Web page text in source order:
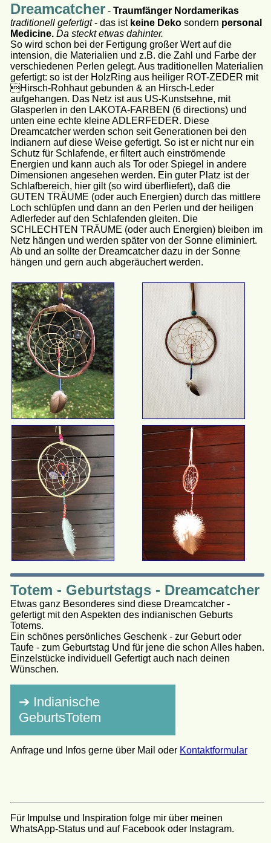
Dreamcatcher - Traumfänger Nordamerikas
traditionell gefertigt- das ist keine Deko sondern personal
Medicine. Da steckt etwas dahinter.
So wird schon bei der Fertigung großer Wert auf die
intension, die Materialien und z.B. die Zahl und Farbe der
verschiedenen Perlen gelegt. Aus traditionellen Materialien
gefertigt: so ist der HolzRing aus heiliger ROT-ZEDER mit
Hirsch-Rohhaut gebunden & an Hirsch-Leder
aufgehangen. Das Netz ist aus US-Kunstsehne, mit
Glasperlen in den LAKOTA-FARBEN (6 directions) und
unten eine echte kleine ADLERFEDER. Diese
Dreamcatcher werden schon seit Generationen bei den
Indianern auf diese Weise gefertigt. So ist er nicht nur ein
Schutz für Schlafende, er filtert auch einströmende
Energien und kann auch als Tor oder Spiegel in andere
Dimensionen angesehen werden. Ein guter Platz ist der
Schlafbereich, hier gilt (so wird überfliefert), daß die
GUTEN TRÄUME (oder auch Energien) durch das mittlere
Loch schlüpfen und dann an den Perlen und der heiligen
Adlerfeder auf den Schlafenden gleiten. Die
SCHLECHTEN TRÄUME (oder auch Energien) bleiben im
Netz hängen und werden später von der Sonne eliminiert.
Ab und an sollte der Dreamcatcher dazu in der Sonne
hängen und gern auch abgeräuchert werden.
Totem - Geburtstags - Dreamcatcher
Etwas ganz Besonderes sind diese Dreamcatcher -
gefertigt mit den Aspekten des indianischen Geburts
Totems.
Ein schönes persönliches Geschenk - zur Geburt oder
Taufe - zum Geburtstag Und für jene die schon Alles haben.
Einzelstücke individuell Gefertigt auch nach deinen
Wünschen.
➔ Indianische
GeburtsTotem
Anfrage und Infos gerne über Mail oder Kontaktformular
Für Impulse und Inspiration folge mir über meinen
WhatsApp-Status und auf Facebook oder Instagram.